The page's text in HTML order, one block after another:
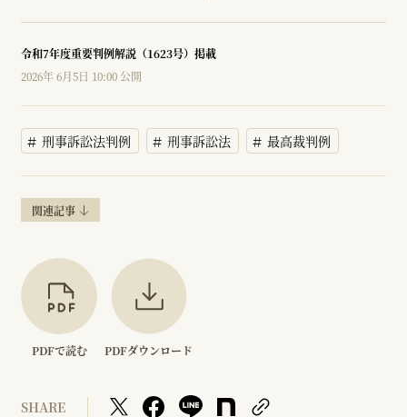
令和7年度重要判例解説（1623号）掲載
2026年 6月5日 10:00 公開
刑事訴訟法判例 刑事訴訟法 最高裁判例
関連記事
PDFで読む PDFダウンロード
SHARE